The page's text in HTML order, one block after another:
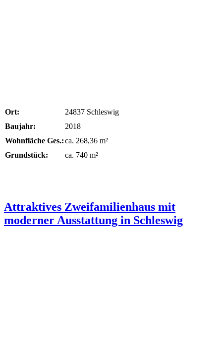
Ort:
24837 Schleswig
Baujahr:
2018
Wohnfläche Ges.:ca. 268,36 m²
Grundstück:
ca. 740 m²
Attraktives Zweifamilienhaus mit
moderner Ausstattung in Schleswig